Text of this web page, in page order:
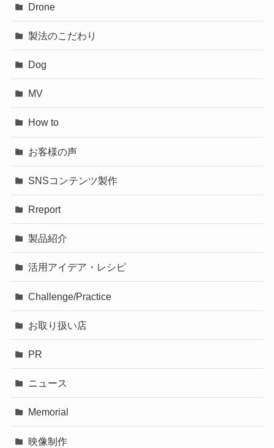
Drone
製法のこだわり
Dog
MV
How to
お客様の声
SNSコンテンツ製作
Rreport
製品紹介
活用アイデア・レシピ
Challenge/Practice
お取り扱い店
PR
ニュース
Memorial
映像制作